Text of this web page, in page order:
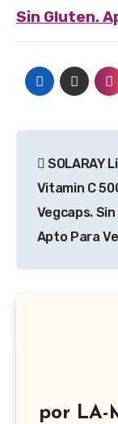
Sin Gluten.
de
SOLARAY
Vitamin C
Vegcaps.
Apto Para
por LA-